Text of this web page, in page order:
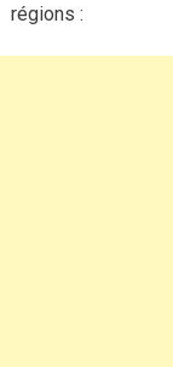
régions :